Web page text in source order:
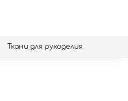
Ткани для рукоделия